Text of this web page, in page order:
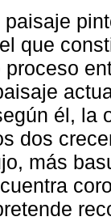
que
él, la
dos
más